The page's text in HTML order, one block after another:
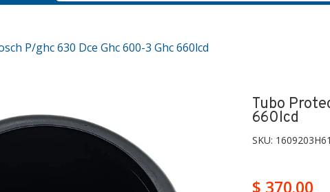
P/ghc 630 Dce Ghc 600-3 Ghc 660lcd
Tubo
660lcd
SKU: 1609203H61
$ 370.00